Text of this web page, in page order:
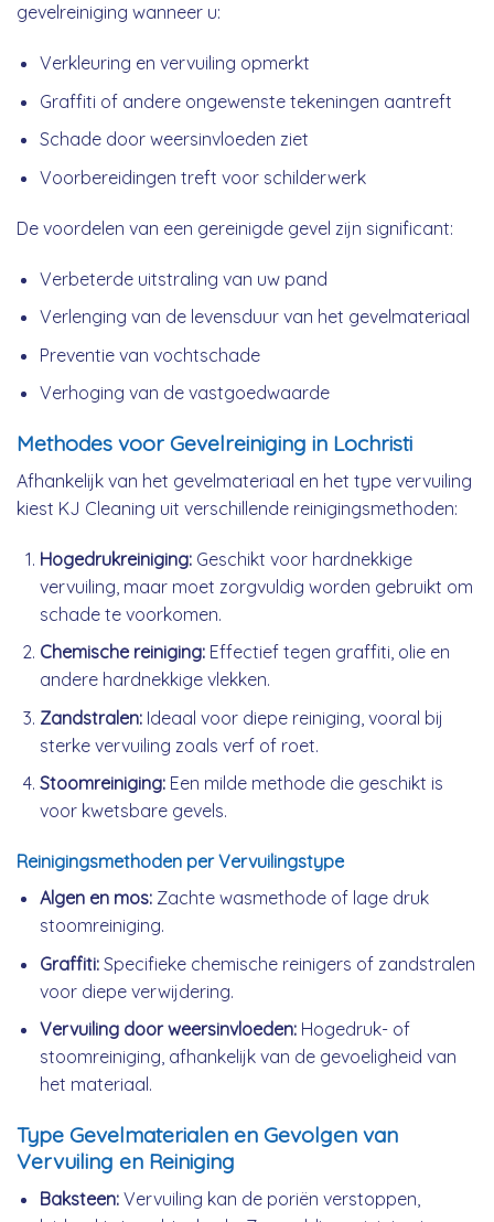
gevelreiniging wanneer u:
Verkleuring en vervuiling opmerkt
Graffiti of andere ongewenste tekeningen aantreft
Schade door weersinvloeden ziet
Voorbereidingen treft voor schilderwerk
De voordelen van een gereinigde gevel zijn significant:
Verbeterde uitstraling van uw pand
Verlenging van de levensduur van het gevelmateriaal
Preventie van vochtschade
Verhoging van de vastgoedwaarde
Methodes voor Gevelreiniging in Lochristi
Afhankelijk van het gevelmateriaal en het type vervuiling
kiest KJ Cleaning uit verschillende reinigingsmethoden:
Hogedrukreiniging:Geschikt voor hardnekkige
vervuiling, maar moet zorgvuldig worden gebruikt om
schade te voorkomen.
Chemische reiniging:Effectief tegen graffiti, olie en
andere hardnekkige vlekken.
Zandstralen:Ideaal voor diepe reiniging, vooral bij
sterke vervuiling zoals verf of roet.
Stoomreiniging:Een milde methode die geschikt is
voor kwetsbare gevels.
Reinigingsmethoden per Vervuilingstype
Algen en mos:Zachte wasmethode of lage druk
stoomreiniging.
Graffiti:Specifieke chemische reinigers of zandstralen
voor diepe verwijdering.
Vervuiling door weersinvloeden:Hogedruk- of
stoomreiniging, afhankelijk van de gevoeligheid van
het materiaal.
Type Gevelmaterialen en Gevolgen van
Vervuiling en Reiniging
Baksteen:Vervuiling kan de poriën verstoppen,